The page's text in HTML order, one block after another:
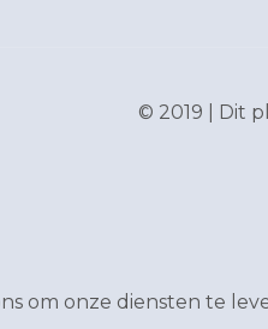
© 2019 | Dit
om onze diensten te